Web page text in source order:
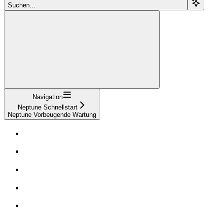
Suchen...
Navigation
Neptune Schnellstart
Neptune Vorbeugende Wartung